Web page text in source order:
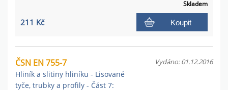
Skladem
211 Kč Koupit
ČSN EN 755-7
Hliník a slitiny hliníku - Lisované
tyče, trubky a profily - Část 7:
Vydáno: 01.12.2016